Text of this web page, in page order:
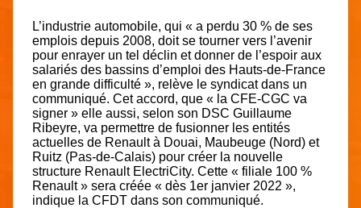
L’industrie automobile, qui « a perdu 30 % de ses
emplois depuis 2008, doit se tourner vers l’avenir
pour enrayer un tel déclin et donner de l’espoir aux
salariés des bassins d’emploi des Hauts-de-France
en grande difficulté », relève le syndicat dans un
communiqué. Cet accord, que « la CFE-CGC va
signer » elle aussi, selon son DSC Guillaume
Ribeyre, va permettre de fusionner les entités
actuelles de Renault à Douai, Maubeuge (Nord) et
Ruitz (Pas-de-Calais) pour créer la nouvelle
structure Renault ElectriCity. Cette « filiale 100 %
Renault » sera créée « dès 1er janvier 2022 »,
indique la CFDT dans son communiqué.